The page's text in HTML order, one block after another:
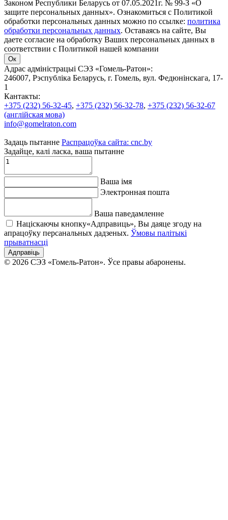
Законом Республики Беларусь от 07.05.2021г. № 99-З «О
защите персональных данных». Ознакомиться с Политикой
обработки персональных данных можно по ссылке: политика
обработки персональных данных. Оставаясь на сайте, Вы
даете согласие на обработку Ваших персональных данных в
соответствии с Политикой нашей компании
Ок
Адрас адміністрацыі СЭЗ «Гомель-Ратон»:
246007, Рэспубліка Беларусь, г. Гомель, вул. Федюнінскага, 17-
1
Кантакты:
+375 (232) 56-32-45, +375 (232) 56-32-78, +375 (232) 56-32-67
(англійская мова)
info@gomelraton.com
Задаць пытанне Распрацоўка сайта: cnc.by
Задайце, калі ласка, ваша пытанне
Ваша імя
Электронная пошта
Ваша паведамленне
Націскаючы кнопку«Адправиць», Вы даяце згоду на
апрацоўку персанальных дадзеных. Ўмовы палітыкі
прыватнасці
Адправіць
© 2026 СЭЗ «Гомель-Ратон». Ўсе правы абаронены.